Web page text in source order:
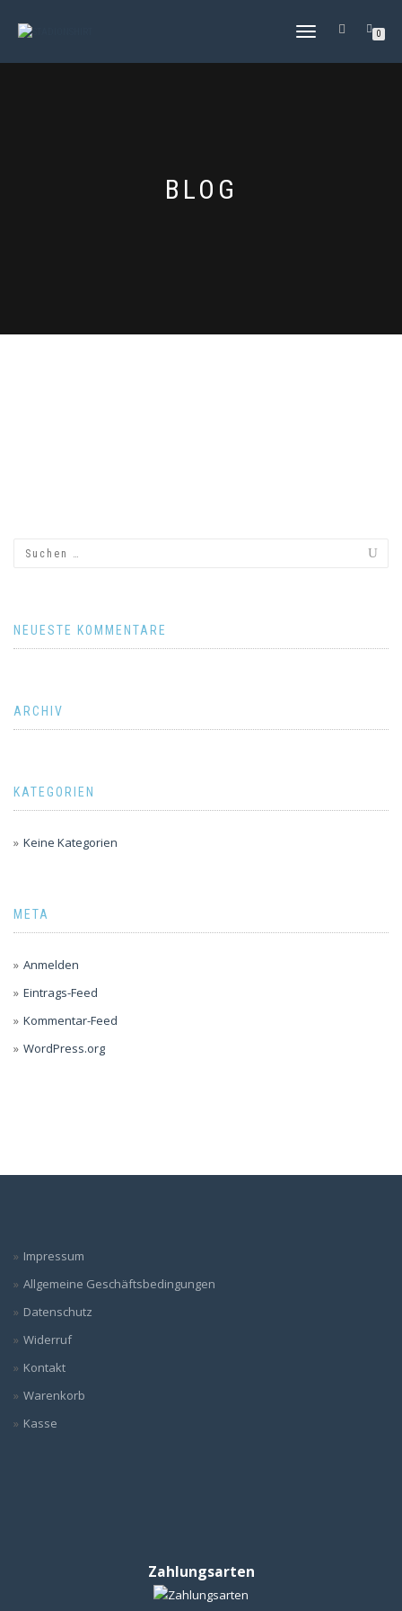
NAVIGATION
0
BLOG
NEUESTE KOMMENTARE
ARCHIV
KATEGORIEN
Keine Kategorien
META
Anmelden
Eintrags-Feed
Kommentar-Feed
WordPress.org
Impressum
Allgemeine Geschäftsbedingungen
Datenschutz
Widerruf
Kontakt
Warenkorb
Kasse
Zahlungsarten